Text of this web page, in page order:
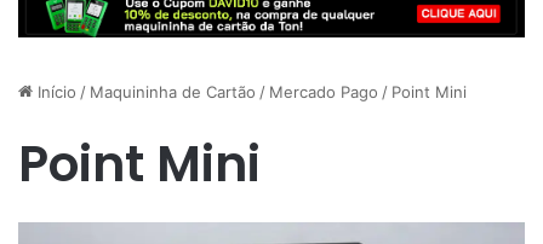
Início / Maquininha de Cartão / Mercado Pago / Point Mini
Point Mini